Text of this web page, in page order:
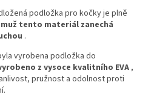
podložka pro kočky je plně
tento materiál zanechá
.
vyrobena podložka do
z vysoce kvalitního EVA ,
pružnost a odolnost proti